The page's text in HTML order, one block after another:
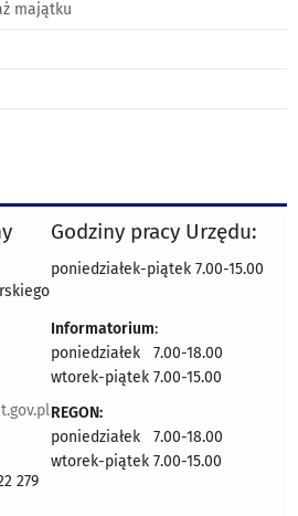
majątku
279
Godziny pracy Urzędu:
poniedziałek-piątek 7.00-15.00
Informatorium:
poniedziałek 7.00-18.00
wtorek-piątek 7.00-15.00
REGON:
poniedziałek 7.00-18.00
wtorek-piątek 7.00-15.00